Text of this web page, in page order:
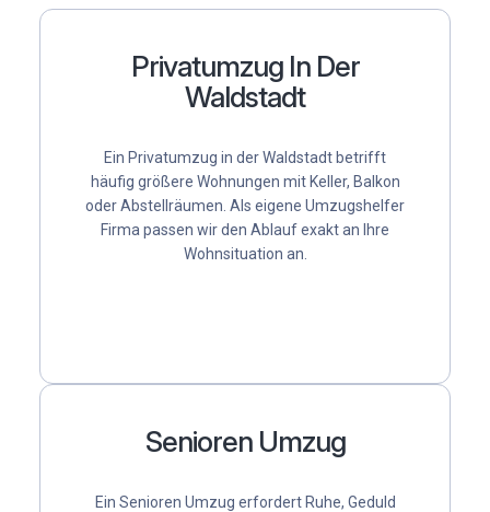
Privatumzug In Der
Waldstadt
Ein Privatumzug in der Waldstadt betrifft
häufig größere Wohnungen mit Keller, Balkon
oder Abstellräumen. Als eigene Umzugshelfer
Firma passen wir den Ablauf exakt an Ihre
Wohnsituation an.
Senioren Umzug
Ein Senioren Umzug erfordert Ruhe, Geduld